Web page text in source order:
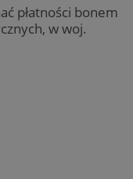
płatności bonem
w woj.